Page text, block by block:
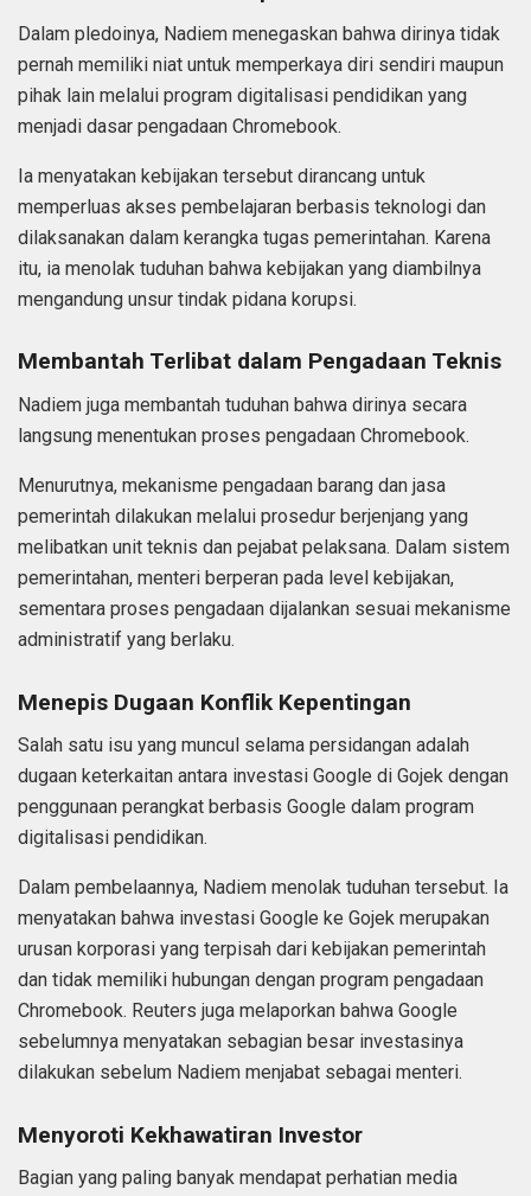
Dalam pledoinya, Nadiem menegaskan bahwa dirinya tidak
pernah memiliki niat untuk memperkaya diri sendiri maupun
pihak lain melalui program digitalisasi pendidikan yang
menjadi dasar pengadaan Chromebook.
Ia menyatakan kebijakan tersebut dirancang untuk
memperluas akses pembelajaran berbasis teknologi dan
dilaksanakan dalam kerangka tugas pemerintahan. Karena
itu, ia menolak tuduhan bahwa kebijakan yang diambilnya
mengandung unsur tindak pidana korupsi.
Membantah Terlibat dalam Pengadaan Teknis
Nadiem juga membantah tuduhan bahwa dirinya secara
langsung menentukan proses pengadaan Chromebook.
Menurutnya, mekanisme pengadaan barang dan jasa
pemerintah dilakukan melalui prosedur berjenjang yang
melibatkan unit teknis dan pejabat pelaksana. Dalam sistem
pemerintahan, menteri berperan pada level kebijakan,
sementara proses pengadaan dijalankan sesuai mekanisme
administratif yang berlaku.
Menepis Dugaan Konflik Kepentingan
Salah satu isu yang muncul selama persidangan adalah
dugaan keterkaitan antara investasi Google di Gojek dengan
penggunaan perangkat berbasis Google dalam program
digitalisasi pendidikan.
Dalam pembelaannya, Nadiem menolak tuduhan tersebut. Ia
menyatakan bahwa investasi Google ke Gojek merupakan
urusan korporasi yang terpisah dari kebijakan pemerintah
dan tidak memiliki hubungan dengan program pengadaan
Chromebook. Reuters juga melaporkan bahwa Google
sebelumnya menyatakan sebagian besar investasinya
dilakukan sebelum Nadiem menjabat sebagai menteri.
Menyoroti Kekhawatiran Investor
Bagian yang paling banyak mendapat perhatian media